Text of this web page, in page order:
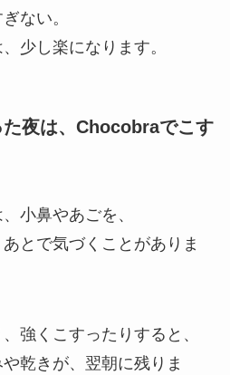
ない。
少し楽になります。
夜は、Chocobraでこす
小鼻やあごを、
とで気づくことがありま
強くこすったりすると、
乾きが、翌朝に残りま